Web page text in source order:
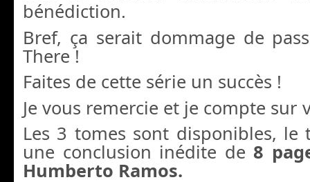
bénédiction.
Bref, ça serait dommage de
There !
Faites de cette série un succès !
Je vous remercie et je compte sur
Les 3 tomes sont disponibles, le
une conclusion inédite de 8
Humberto Ramos.